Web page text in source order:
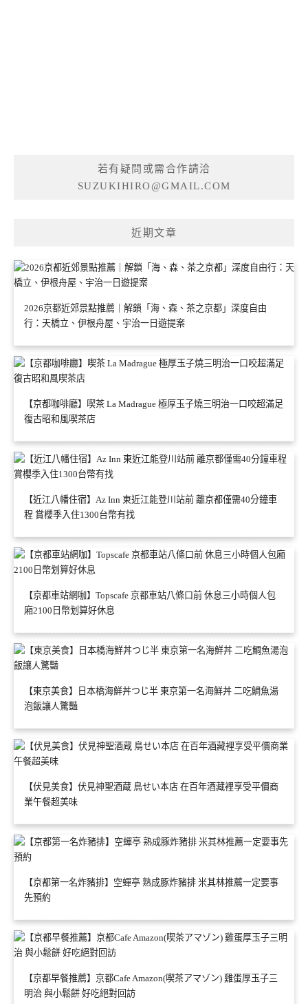
若有疑問或需合作請洽
SUZUKIHIRO@GMAIL.COM
近期文章
2026京都近郊景點推薦｜解鎖「海、森、茶之京都」深度自由
行：天橋立、伊根舟屋、宇治一日遊提案
【京都咖啡廳】喫茶 La Madrague 極厚玉子燒三明治一口咬超滿足
復古昭和風喫茶店
【近江八幡住宿】Az Inn 東近江能登川站前 離京都僅需40分鐘車
程 賞櫻季入住1300台幣有找
【京都車站網咖】Topscafe 京都車站八條口前 休息三小時個人包
廂2100日幣划算好休息
【東京美食】日本橋海鮮丼つじ半 東京第一名海鮮丼 二吃鯛魚湯
泡飯讓人驚豔
【伏見美食】伏見神聖酒蔵 鳥せい本店 在百年酒藏裡享受平價商
業午餐超美味
【京都第一名炸豬排】空蟬亭 熟成豚炸豬排 米其林推薦一定要事
先預約
【京都早餐推薦】京都Cafe Amazon(喫茶アマゾン) 雞蛋厚玉子三
明治 與小鬆餅 好吃絕對回訪